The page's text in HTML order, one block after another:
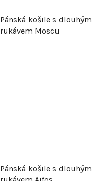
Pánská košile s dlouhým
rukávem Moscu
Pánská košile s dlouhým